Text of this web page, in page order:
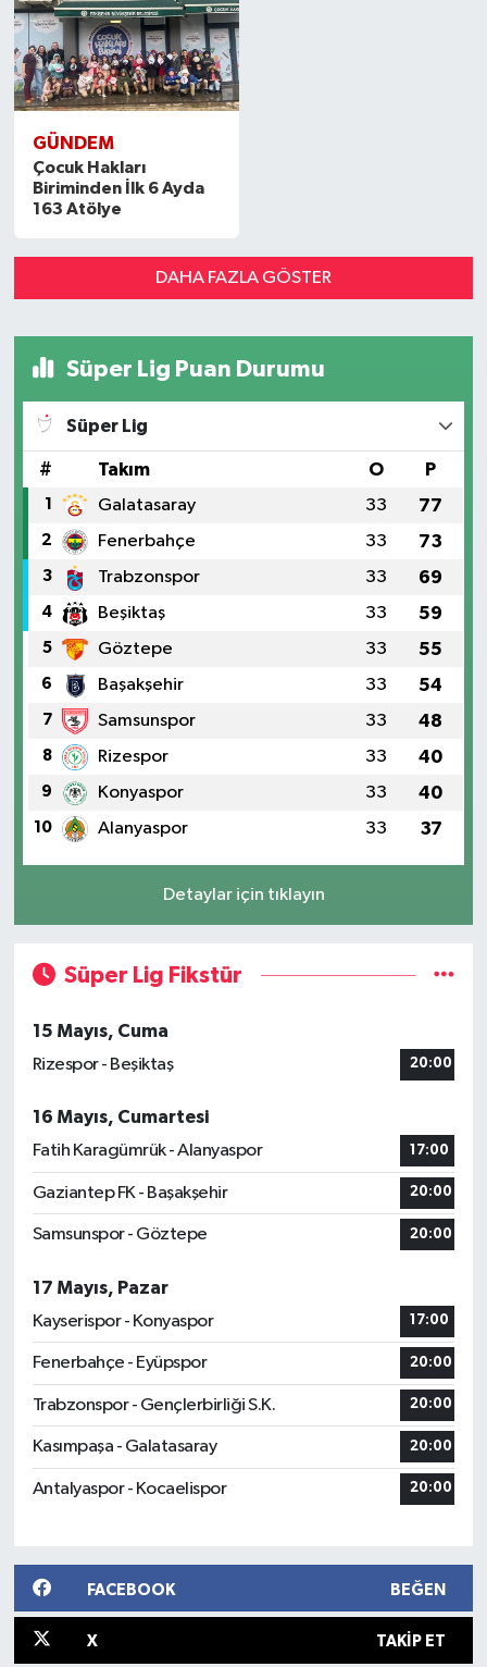
GÜNDEM
Çocuk Hakları
Biriminden İlk 6 Ayda
163 Atölye
DAHA FAZLA GÖSTER
Süper Lig Puan Durumu
Süper Lig
# Takım O P
1 Galatasaray 33 77
2 Fenerbahçe 33 73
3 Trabzonspor 33 69
4 Beşiktaş 33 59
5 Göztepe 33 55
6 Başakşehir 33 54
7 Samsunspor 33 48
8 Rizespor 33 40
9 Konyaspor 33 40
10 Alanyaspor 33 37
Detaylar için tıklayın
Süper Lig Fikstür
15 Mayıs, Cuma
Rizespor - Beşiktaş
20:00
16 Mayıs, Cumartesi
Fatih Karagümrük - Alanyaspor
17:00
Gaziantep FK - Başakşehir 20:00
Samsunspor - Göztepe 20:00
17 Mayıs, Pazar
Kayserispor - Konyaspor
17:00
Fenerbahçe - Eyüpspor 20:00
Trabzonspor - Gençlerbirliği S.K. 20:00
Kasımpaşa - Galatasaray 20:00
Antalyaspor - Kocaelispor 20:00
FACEBOOK BEĞEN
X TAKIP ET